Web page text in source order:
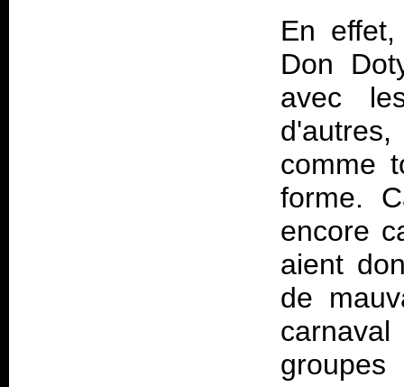
En
Don
avec
comme
forme.
encore
aient
de